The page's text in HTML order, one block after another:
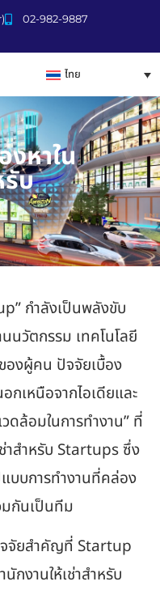
02-982-9887
ไทย
หาใน
รับ
กำลังเป็นพลังขับ
นวัตกรรม เทคโนโลยี
องผู้คน ปัจจัยเบื้อง
กเหนือจากไอเดียและ
ล้อมในการทำงาน” ที่
ช่าสำหรับ Startups ซึ่ง
บบการทำงานที่คล่อง
มกันเป็นทีม
จัยสำคัญที่ Startup
กงานให้เช่าสำหรับ